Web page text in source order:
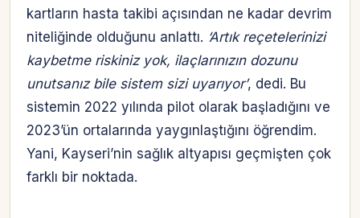
kartların hasta takibi açısından ne kadar devrim
niteliğinde olduğunu anlattı. ‘Artık reçetelerinizi
kaybetme riskiniz yok, ilaçlarınızın dozunu
unutsanız bile sistem sizi uyarıyor’, dedi. Bu
sistemin 2022 yılında pilot olarak başladığını ve
2023’ün ortalarında yaygınlaştığını öğrendim.
Yani, Kayseri’nin sağlık altyapısı geçmişten çok
farklı bir noktada.